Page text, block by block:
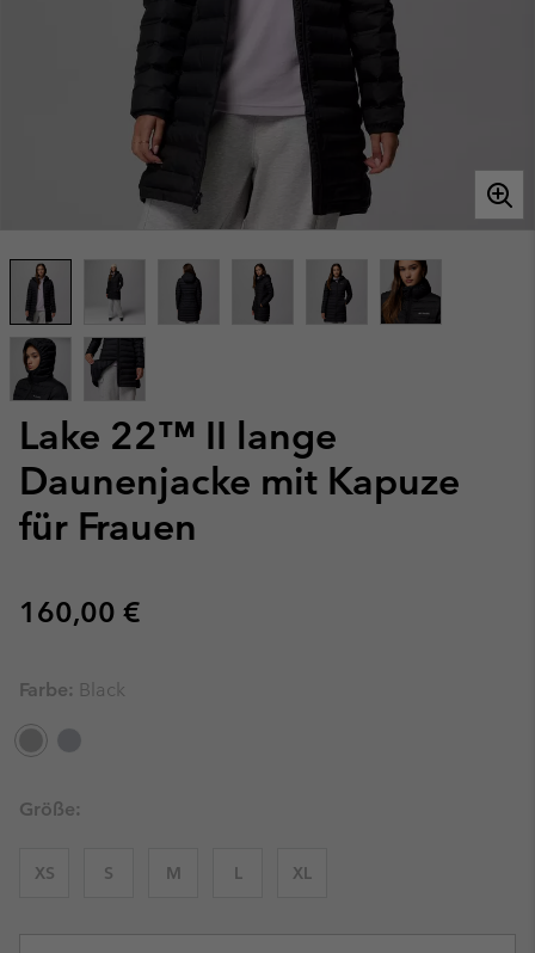
Lake 22™ II lange
Daunenjacke mit Kapuze
für Frauen
Regular price:
160,00 €
Farbe: Black
Größe:
XS S M L XL